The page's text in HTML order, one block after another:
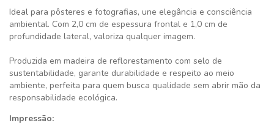
Ideal para pôsteres e fotografias, une elegância e consciência
ambiental. Com 2,0 cm de espessura frontal e 1,0 cm de
profundidade lateral, valoriza qualquer imagem.
Produzida em madeira de reflorestamento com selo de
sustentabilidade, garante durabilidade e respeito ao meio
ambiente, perfeita para quem busca qualidade sem abrir mão da
responsabilidade ecológica.
Impressão: